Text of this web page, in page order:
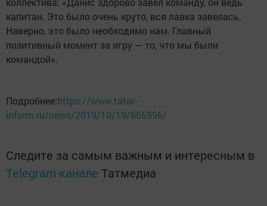
капитан. Это было очень круто, вся лавка завелась.
Наверно, это было необходимо нам. Главный
позитивный момент за игру — то, что мы были
командой».
Подробнее:https://www.tatar-
inform.ru/news/2019/10/19/665996/
Следите за самым важным и интересным в
Telegram-канале Татмедиа